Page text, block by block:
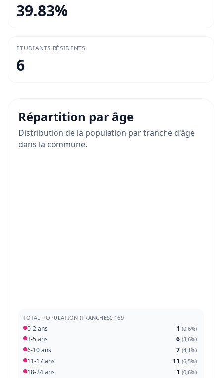
39.83%
ÉTUDIANTS RÉSIDENTS
6
Répartition par âge
Distribution de la population par tranche d'âge
dans la commune.
TOTAL POPULATION (TRANCHES): 169
0-2 ans 1 (0,6%)
3-5 ans 6 (3,6%)
6-10 ans 7 (4,1%)
11-17 ans 11 (6,5%)
18-24 ans 1 (0,6%)